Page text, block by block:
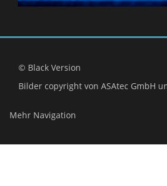
© Black Version
Bilder copyright von ASAtec GmbH
Mehr Navigation